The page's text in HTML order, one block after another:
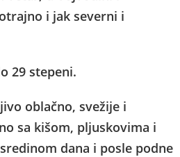
i jak severni i
29 stepeni.
oblačno, svežije i
sa kišom, pljuskovima i
dana i posle podne